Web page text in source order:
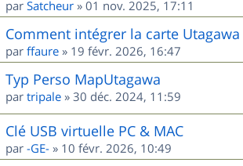
par Satcheur » 01 nov. 2025, 17:11
Comment intégrer la carte
par ffaure » 19 févr. 2026, 16:47
Typ Perso MapUtagawa
par tripale » 30 déc. 2024, 11:59
Clé USB virtuelle PC & MAC
par -GE- » 10 févr. 2026, 10:49